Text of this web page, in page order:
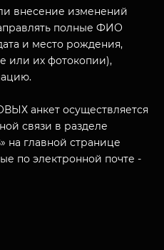
КОМПЛЕКС
внесение изменений
полные ФИО
и место рождения,
или их фотокопии),
анкет осуществляется
связи в разделе
на главной странице
по электронной почте -